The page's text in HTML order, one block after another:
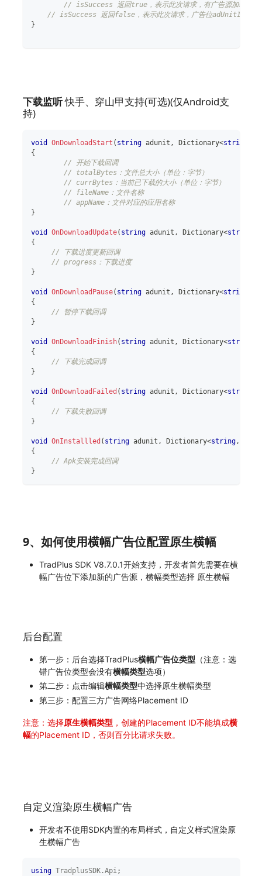
// isSuccess 返回true，表示此次请求，有广告源加载成功
// isSuccess 返回false，表示此次请求，广告位adUnitId下所
}
下载监听快手、穿山甲支持(可选)(仅Android支
持)
void OnDownloadStart ( string adunit , Dictionary<string
{
// 开始下载回调
// totalBytes：文件总大小（单位：字节）
// currBytes：当前已下载的大小（单位：字节）
// fileName：文件名称
// appName：文件对应的应用名称
}
void OnDownloadUpdate( string adunit , Dictionary<string
{
// 下载进度更新回调
// progress：下载进度
}
void OnDownloadPause( string adunit , Dictionary<string
{
// 暂停下载回调
}
void OnDownloadFinish( string adunit , Dictionary<string
{
// 下载完成回调
}
void OnDownloadFailed ( string adunit , Dictionary<string
{
// 下载失败回调
}
void OnInstallled ( string adunit , Dictionary<string,
{
// Apk安装完成回调
}
9、如何使用横幅广告位配置原生横幅
TradPlus SDK V8.7.0.1开始支持，开发者首先需要在横
幅广告位下添加新的广告源，横幅类型选择 原生横幅
后台配置
第一步：后台选择TradPlus横幅广告位类型 （注意：选
错广告位类型会没有横幅类型选项）
第二步：点击编辑横幅类型中选择原生横幅类型
第三步：配置三方广告网络Placement ID
注意：选择原生横幅类型 ，创建的Placement ID不能填成横
幅的Placement ID，否则百分比请求失败。
自定义渲染原生横幅广告
开发者不使用SDK内置的布局样式，自定义样式渲染原
生横幅广告
using TradplusSDK.Api;